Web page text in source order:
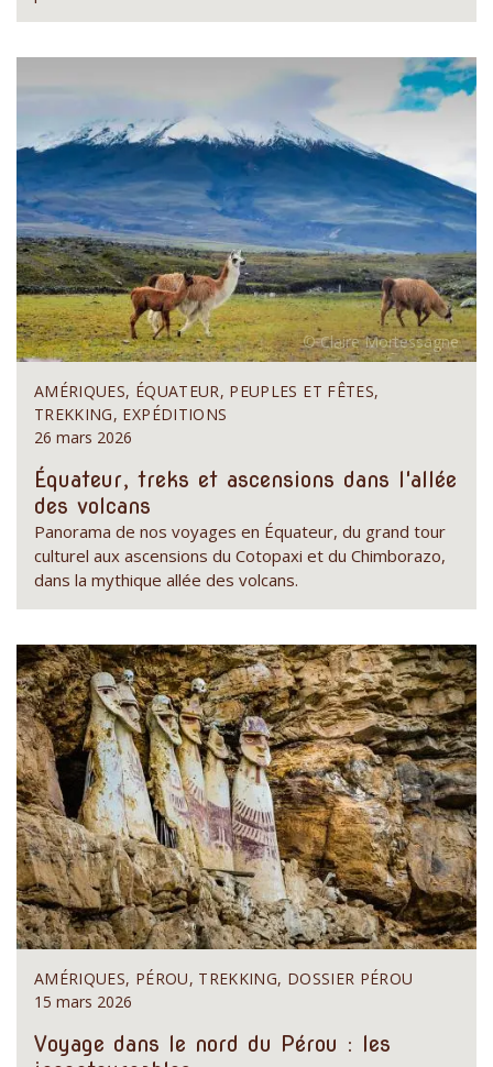
AMÉRIQUES, ÉQUATEUR, PEUPLES ET FÊTES,
TREKKING, EXPÉDITIONS
26 mars 2026
Équateur, treks et ascensions dans l'allée
des volcans
Panorama de nos voyages en Équateur, du grand tour
culturel aux ascensions du Cotopaxi et du Chimborazo,
dans la mythique allée des volcans.
AMÉRIQUES, PÉROU, TREKKING, DOSSIER PÉROU
15 mars 2026
Voyage dans le nord du Pérou : les